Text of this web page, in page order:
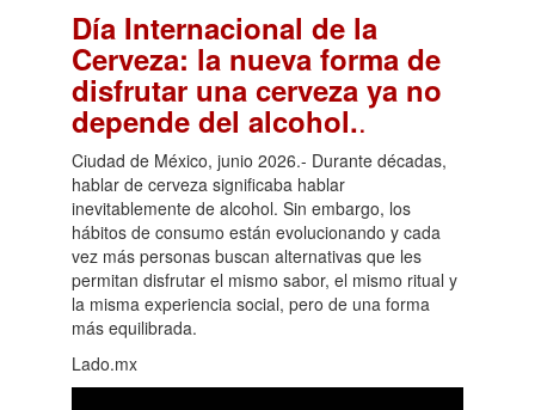
Día Internacional de la
Cerveza: la nueva forma de
disfrutar una cerveza ya no
depende del alcohol..
Ciudad de México, junio 2026.- Durante décadas,
hablar de cerveza significaba hablar
inevitablemente de alcohol. Sin embargo, los
hábitos de consumo están evolucionando y cada
vez más personas buscan alternativas que les
permitan disfrutar el mismo sabor, el mismo ritual y
la misma experiencia social, pero de una forma
más equilibrada.
Lado.mx